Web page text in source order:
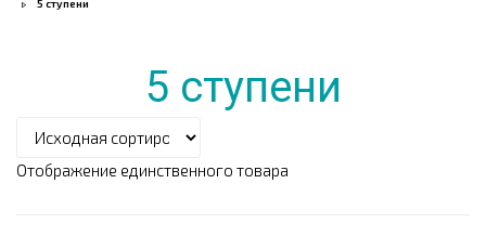
5 ступени
5 ступени
Отображение единственного товара